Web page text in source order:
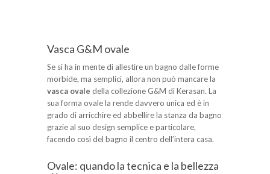
Vasca G&M ovale
Se si ha in mente di allestire un bagno dalle forme
morbide, ma semplici, allora non può mancare la
vasca ovale della collezione G&M di Kerasan. La
sua forma ovale la rende davvero unica ed è in
grado di arricchire ed abbellire la stanza da bagno
grazie al suo design semplice e particolare,
facendo così del bagno il centro dell’intera casa.
Ovale: quando la tecnica e la bellezza